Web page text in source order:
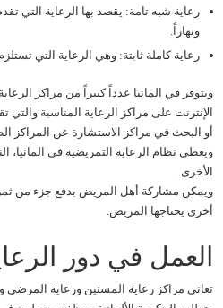
رعاية شبه تامة: يقصد بها الرعاية التي
ونهاراً.
رعاية كاملة ثابتة: وهي الرعاية التي
ويتوفر في المانيا عدداً كبيراً من مراكز
الإنترنت على مراكز الرعاية المناسبة والتي
أو البحث في مراكز الاستشارة عن المراكز
ويغطي نظام الرعاية التمريضية في
الأخرى.
ويمكن مشاركة أهل المريض بدفع جزء من ثمن
أخرى يحتاجها المريض.
العمل في دور
تعاني مراكز رعاية المسنين ورعاية